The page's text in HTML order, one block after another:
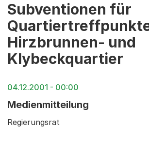
Subventionen für
Hirzbrunnen- und
Klybeckquartier
04.12.2001 - 00:00
Medienmitteilung
Regierungsrat